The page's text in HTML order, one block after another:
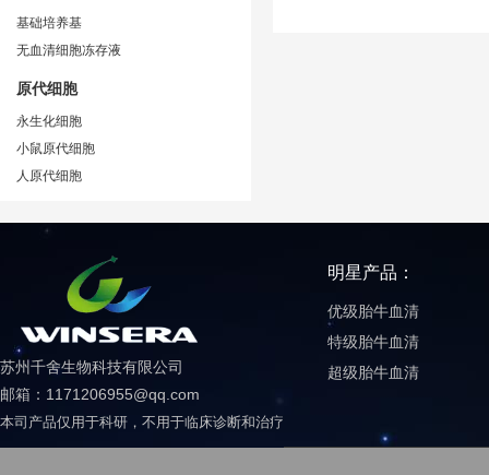
基础培养基
无血清细胞冻存液
原代细胞
永生化细胞
小鼠原代细胞
人原代细胞
苏州千舍生物科技有限公司
邮箱：1171206955@qq.com
本司产品仅用于科研，不用于临床诊断和治疗
明星产品：
优级胎牛血清
特级胎牛血清
超级胎牛血清